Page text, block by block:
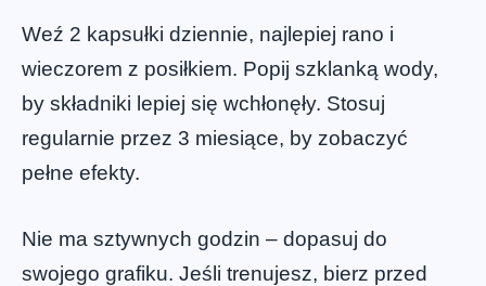
Weź 2 kapsułki dziennie, najlepiej rano i
wieczorem z posiłkiem. Popij szklanką wody,
by składniki lepiej się wchłonęły. Stosuj
regularnie przez 3 miesiące, by zobaczyć
pełne efekty.
Nie ma sztywnych godzin – dopasuj do
swojego grafiku. Jeśli trenujesz, bierz przed